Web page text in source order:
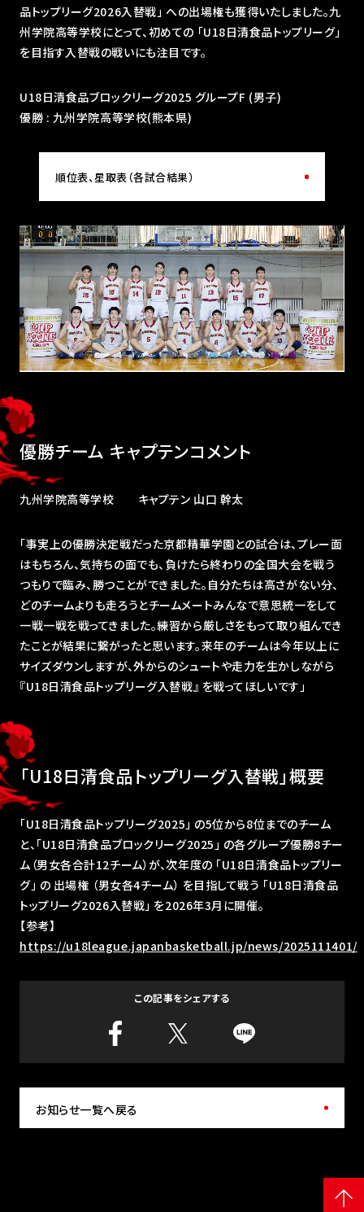
品トップリーグ2026入替戦」 への出場権も獲得いたしました。九
州学院高等学校にとって、初めての 「U18日清食品トップリーグ」
を目指す入替戦の戦いにも注目です。
U18日清食品ブロックリーグ2025 グループF (男子)
優勝 : 九州学院高等学校(熊本県)
順位表、星取表（各試合結果）
優勝チーム キャプテンコメント
九州学院高等学校 キャプテン 山口 幹太
「事実上の優勝決定戦だった京都精華学園との試合は、プレー面
はもちろん、気持ちの面でも、負けたら終わりの全国大会を戦う
つもりで臨み、勝つことができました。自分たちは高さがない分、
どのチームよりも走ろうとチームメートみんなで意思統一をして
一戦一戦を戦ってきました。練習から厳しさをもって取り組んでき
たことが結果に繋がったと思います。来年のチームは今年以上に
サイズダウンしますが、外からのシュートや走力を生かしながら
『U18日清食品トップリーグ入替戦』 を戦ってほしいです」
「U18日清食品トップリーグ入替戦」概要
「U18日清食品トップリーグ2025」 の5位から8位までのチーム
と、「U18日清食品ブロックリーグ2025」 の各グループ優勝8チー
ム（男女各合計12チーム）が、次年度の 「U18日清食品トップリー
グ」 の 出場権 （男女各4チーム） を目指して戦う 「U18日清食品
トップリーグ2026入替戦」 を2026年3月に開催。
【参考】
https://u18league.japanbasketball.jp/news/2025111401/
この記事をシェアする
お知らせ一覧へ戻る